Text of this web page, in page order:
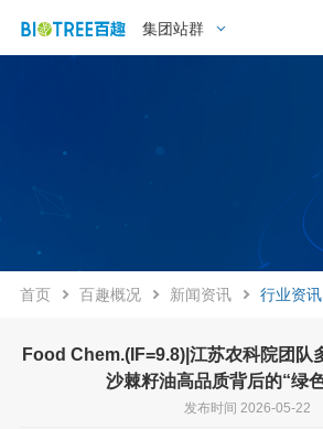
集团站群
首页 百趣概况 新闻资讯 行业资讯
Food Chem.(IF=9.8)|江苏农科院团队
沙棘籽油高品质背后的“绿
发布时间 2026-05-22